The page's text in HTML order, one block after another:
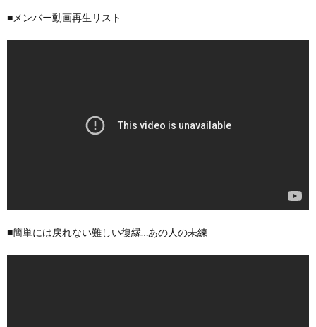
■メンバー動画再生リスト
■簡単には戻れない難しい復縁…あの人の未練